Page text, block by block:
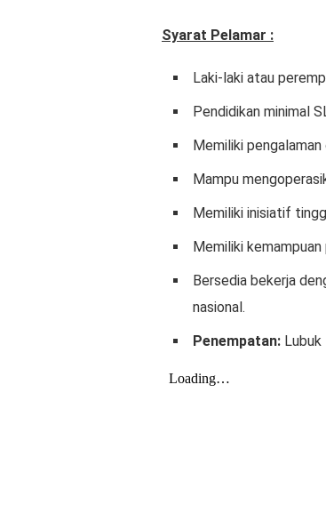
Syarat Pelamar :
Laki-laki atau
Pendidikan minimal
Memiliki
Mampu
Memiliki inisiatif
Memiliki
Bersedia bekerja
nasional.
Penempatan: Lubuk